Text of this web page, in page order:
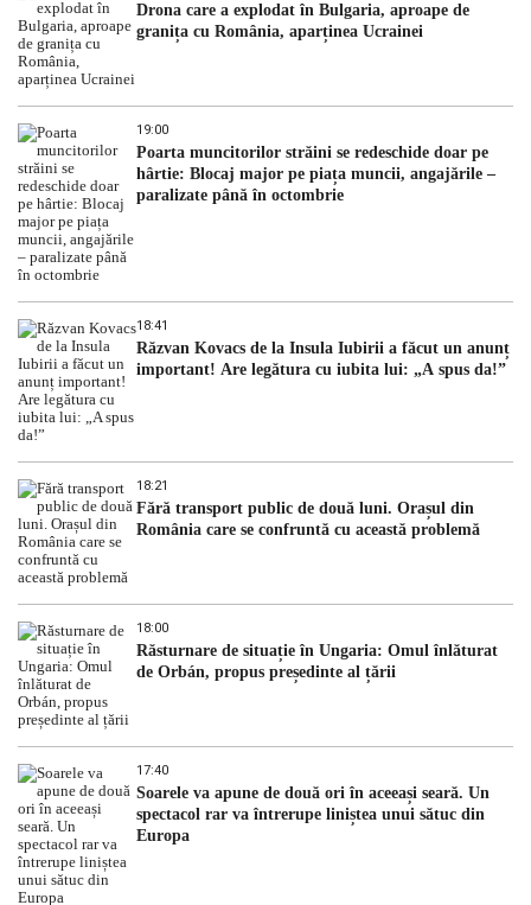
Drona care a explodat în Bulgaria, aproape de
granița cu România, aparținea Ucrainei
19:00
Poarta muncitorilor străini se redeschide doar pe
hârtie: Blocaj major pe piața muncii, angajările –
paralizate până în octombrie
18:41
Răzvan Kovacs de la Insula Iubirii a făcut un anunț
important! Are legătura cu iubita lui: „A spus da!”
18:21
Fără transport public de două luni. Orașul din
România care se confruntă cu această problemă
18:00
Răsturnare de situație în Ungaria: Omul înlăturat
de Orbán, propus președinte al țării
17:40
Soarele va apune de două ori în aceeași seară. Un
spectacol rar va întrerupe liniștea unui sătuc din
Europa